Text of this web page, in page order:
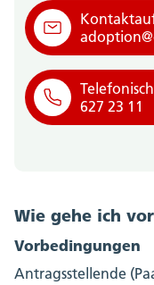
627 23 11
Wie gehe ich
Vorbedingungen
Antragsstellende